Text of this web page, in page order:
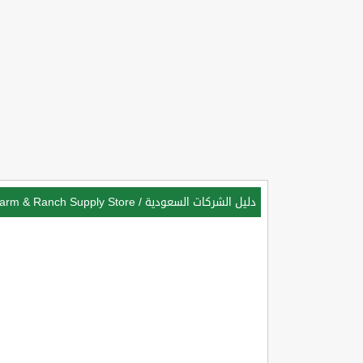
دليل الشركات السعودية /
& Ranch Supply Store